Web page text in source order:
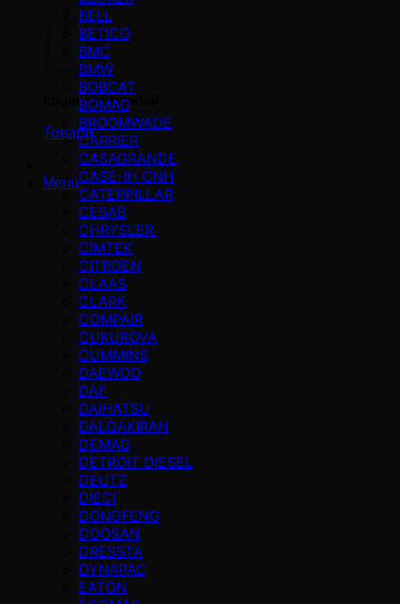
Кошик порожній
Товари
Menü
BELL
BETICO
BMC
BMW
BOBCAT
BOMAG
BROOMWADE
CARRIER
CASAGRANDE
CASE-IH CNH
CATERPILLAR
CESAB
CHRYSLER
CIMTEK
CITROEN
CLAAS
CLARK
COMPAIR
CUKUROVA
CUMMINS
DAEWOO
DAF
DAIHATSU
DALGAKIRAN
DEMAG
DETROIT DIESEL
DEUTZ
DIECI
DONGFENG
DOOSAN
DRESSTA
DYNAPAC
EATON